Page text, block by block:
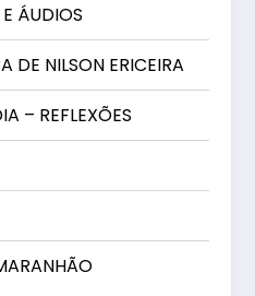
ÁUDIOS
DE NILSON ERICEIRA
– REFLEXÕES